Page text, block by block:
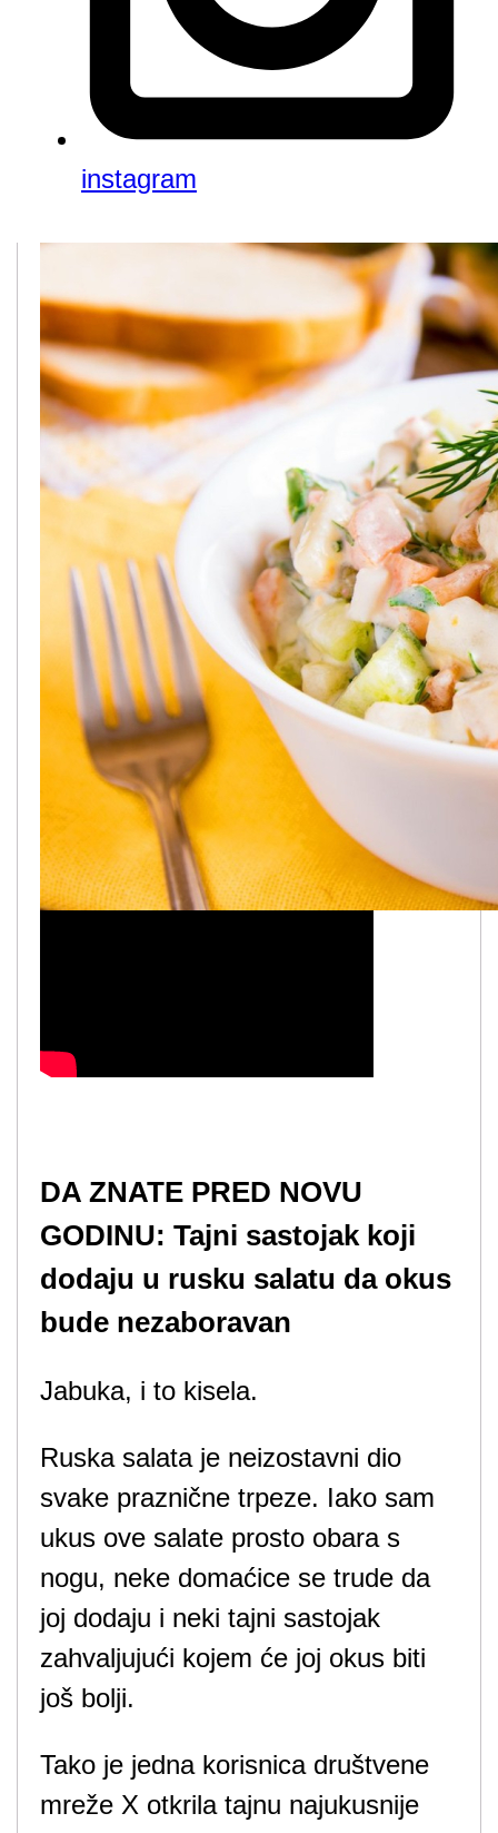
instagram
DA ZNATE PRED NOVU
GODINU: Tajni sastojak koji
dodaju u rusku salatu da okus
bude nezaboravan
Jabuka, i to kisela.
Ruska salata je neizostavni dio
svake praznične trpeze. Iako sam
ukus ove salate prosto obara s
nogu, neke domaćice se trude da
joj dodaju i neki tajni sastojak
zahvaljujući kojem će joj okus biti
još bolji.
Tako je jedna korisnica društvene
mreže X otkrila tajnu najukusnije